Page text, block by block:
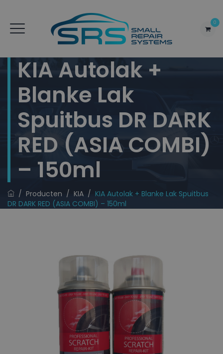
0
KIA Autolak +
Blanke Lak
Spuitbus DR DARK
RED (ASIA COMBI)
– 150ml
/ Producten / KIA / KIA Autolak + Blanke Lak Spuitbus
DR DARK RED (ASIA COMBI) – 150ml